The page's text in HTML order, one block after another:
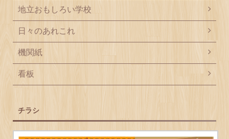
地立おもしろい学校
日々のあれこれ
機関紙
看板
チラシ